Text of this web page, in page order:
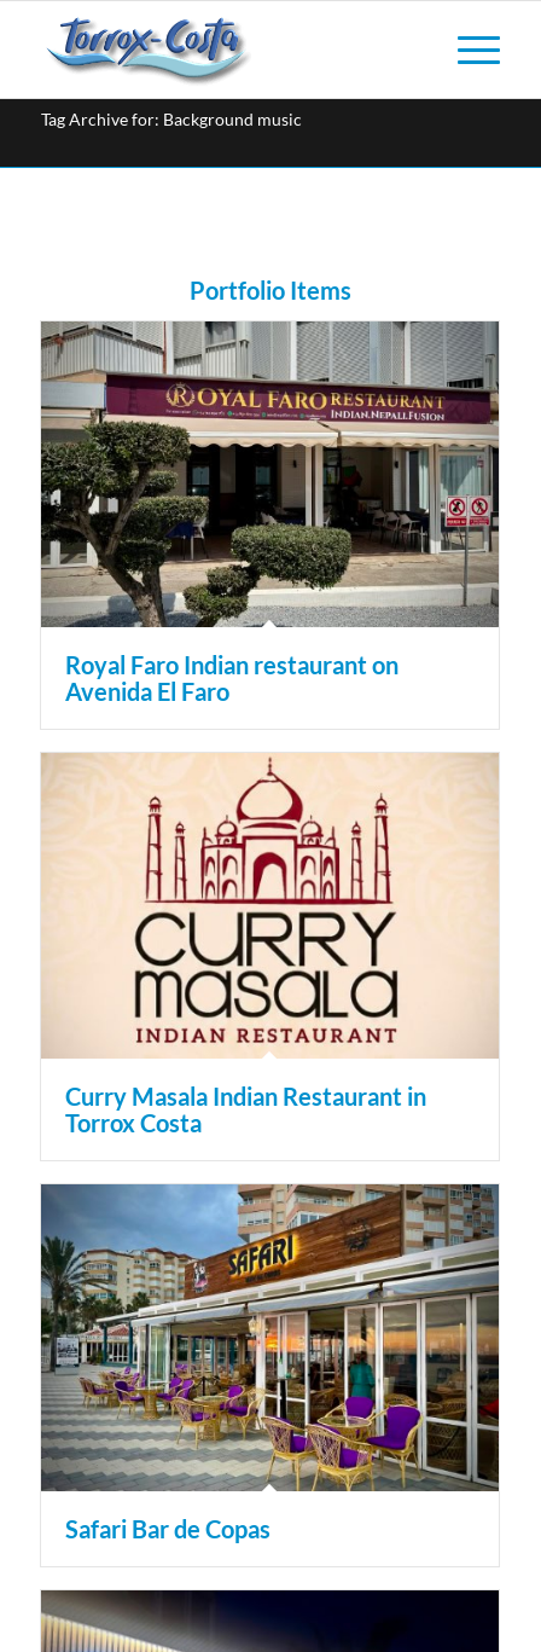
Tag Archive for: Background music
Portfolio Items
Royal Faro Indian restaurant on
Avenida El Faro
Curry Masala Indian Restaurant in
Torrox Costa
Safari Bar de Copas